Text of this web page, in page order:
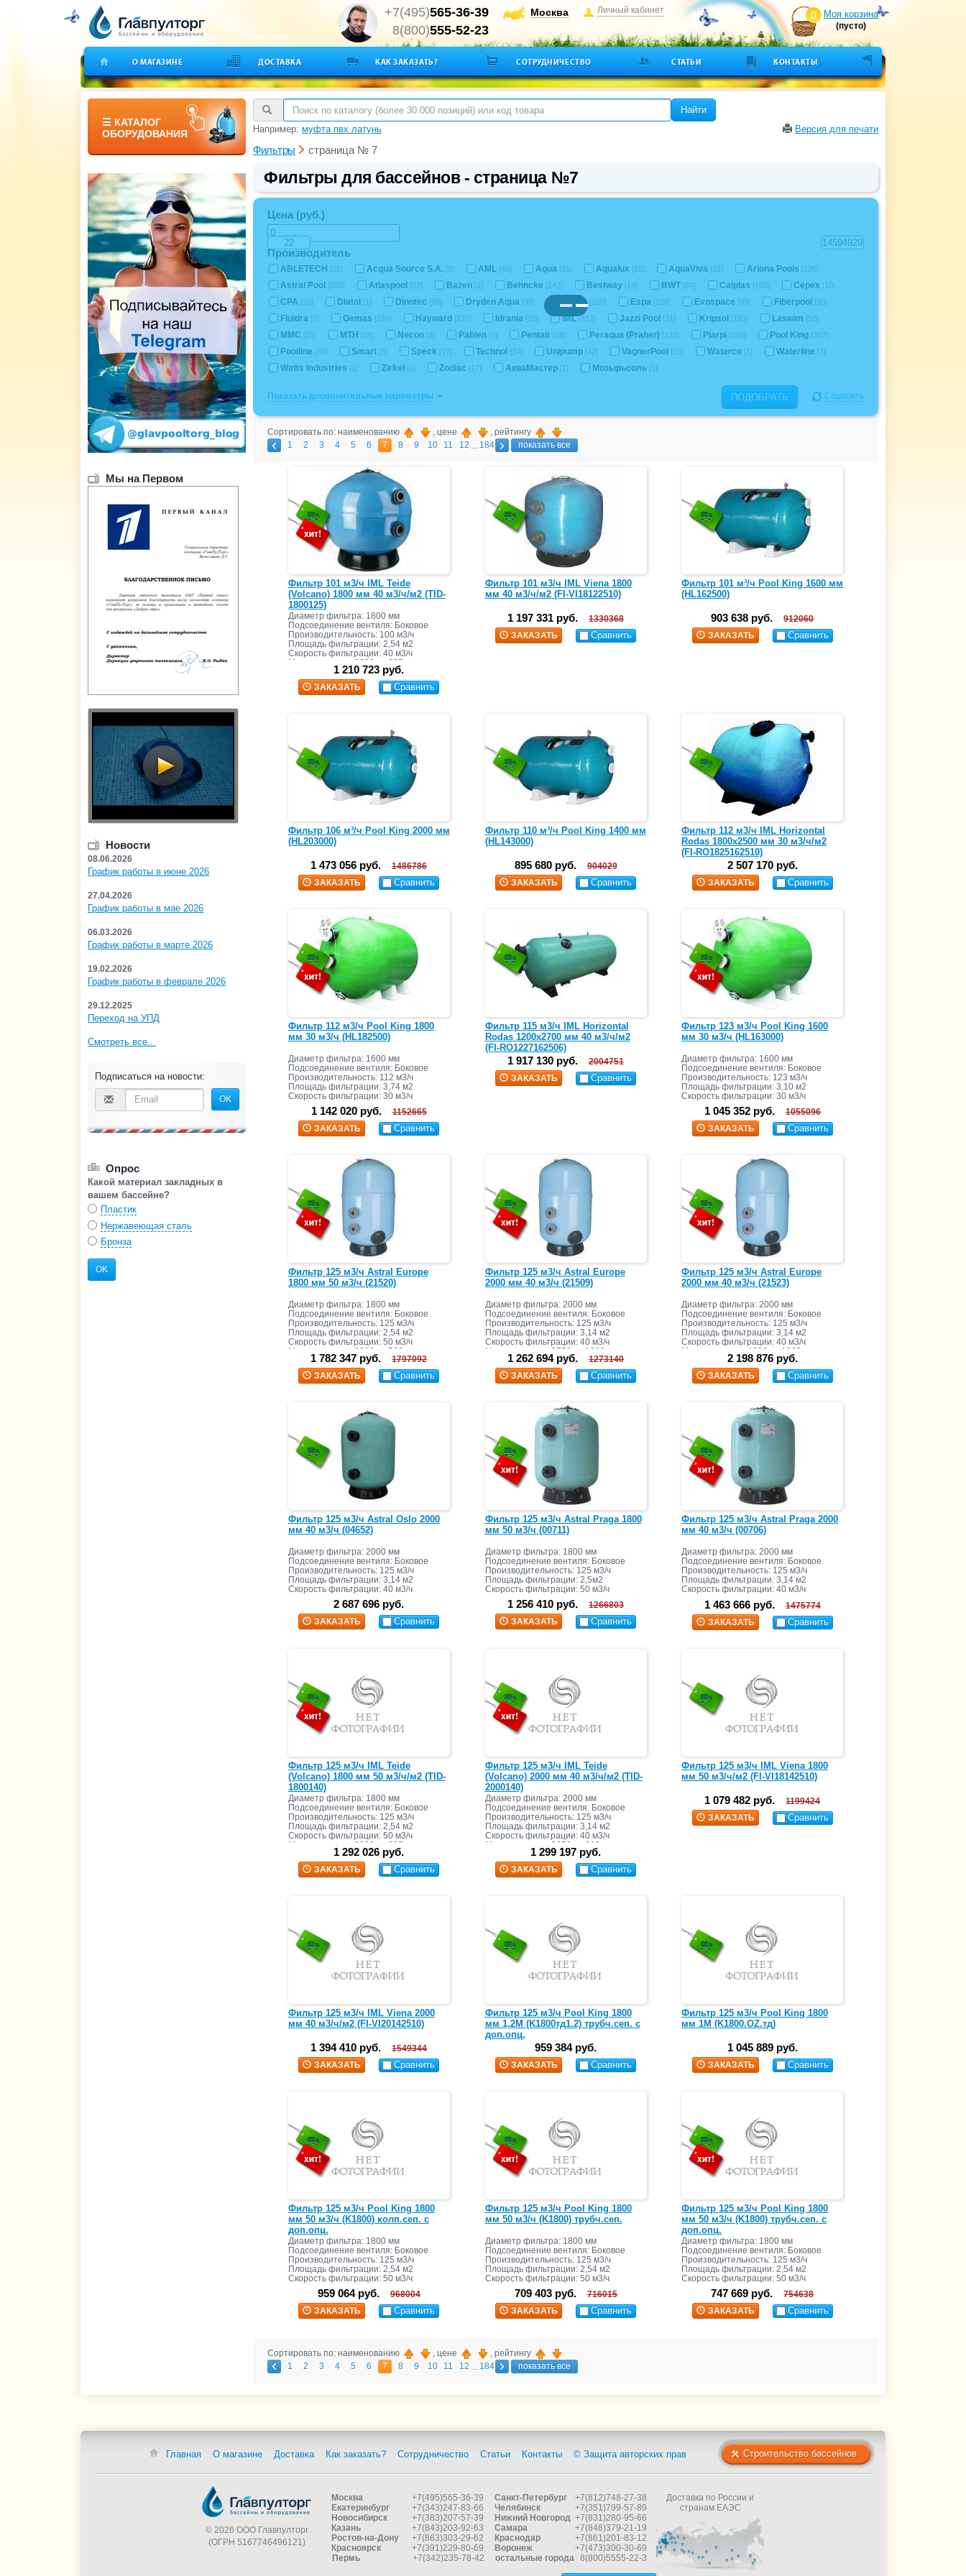
+7(495)565-36-39
8(800)555-52-23
Москва Личный кабинет 0 Моя корзина
(пусто)
О МАГАЗИНЕ ДОСТАВКА КАК ЗАКАЗАТЬ? СОТРУДНИЧЕСТВО СТАТЬИ КОНТАКТЫ
☰ КАТАЛОГ
ОБОРУДОВАНИЯ
Мы на Первом
Новости
08.06.2026
График работы в июне 2026
27.04.2026
График работы в мае 2026
06.03.2026
График работы в марте 2026
19.02.2026
График работы в феврале 2026
29.12.2025
Переход на УПД
Смотреть все...
Подписаться на новости:
OK
Опрос
Какой материал закладных в
вашем бассейне?
Пластик
Нержавеющая сталь
Бронза
OK
Найти
Например: муфта пвх латунь Версия для печати
Фильтры страница № 7
Фильтры для бассейнов - страница №7
Цена (руб.)
Производитель
ABLETECH [25] Acqua Source S.A. [3] AML [40] Aqua [35] Aqualux [10] AquaViva [32] Ariona Pools [126]
Astral Pool [550] Atlaspool [27] Bazen Behncke [142] Bestway BWT [64] Calplas [100] Cepex [10]
CPA [26] Diatol Dinotec [98] Dryden Aqua [39] Emaux [260] Espa [138] Evospace [99] Fiberpool [50]
Fluidra Gemas [199] Hayward [271] Idrania [30] IML[312] Jazzi Pool [31] Kripsol [183] Laswim [58]
MMC [25] MTH [15] Necon [2] Pahlen [2] Pentair [28] Peraqua (Praher) [132] Piarpi [185] Pool King [387]
Poolline [39] Smart [3] Speck [17] Technol [34] Unipump [42] VagnerPool [23] Waterco Waterline [3]
Watts Industries Zirkel [5] Zodiac [17] АкваМастер Мозырьсоль
Показать дополнительные параметры Сбросить
ПОДОБРАТЬ
Сортировать по: наименованию , цене
, рейтингу
1
2 3 4 5 6 7 8 9 10 11 12 ... 184 показать все
Фильтр 101 м3/ч IML Teide
(Volcano) 1800 мм 40 м3/ч/м2 (TID-
1800125)
Диаметр фильтра: 1800 мм
Подсоединение вентиля: Боковое
Производительность: 100 м3/ч
Площадь фильтрации: 2,54 м2
Скорость фильтрации: 40 м3/ч
Масса засыпки: 3000 кг+695 кг
1 210 723 руб.
ЗАКАЗАТЬ Сравнить
Фильтр 101 м3/ч IML Viena 1800
мм 40 м3/ч/м2 (FI-VI18122510)
1 197 331 руб.
1330368
ЗАКАЗАТЬ
Сравнить
Фильтр 101 м³/ч Pool King 1600 мм
(HL162500)
903 638 руб.
912060
ЗАКАЗАТЬ
Сравнить
Фильтр 106 м³/ч Pool King 2000 мм
(HL203000)
1 473 056 руб.
1486786
ЗАКАЗАТЬ
Сравнить
Фильтр 110 м³/ч Pool King 1400 мм
(HL143000)
895 680 руб.
904029
ЗАКАЗАТЬ
Сравнить
Фильтр 112 м3/ч IML Horizontal
Rodas 1800х2500 мм 30 м3/ч/м2
(FI-RO1825162510)
2 507 170 руб.
ЗАКАЗАТЬ Сравнить
Фильтр 112 м3/ч Pool King 1800
мм 30 м3/ч (HL182500)
Диаметр фильтра: 1600 мм
Подсоединение вентиля: Боковое
Производительность: 112 м3/ч
Площадь фильтрации: 3,74 м2
Скорость фильтрации: 30 м3/ч
1 142 020 руб.
1152665
ЗАКАЗАТЬ
Сравнить
Фильтр 115 м3/ч IML Horizontal
Rodas 1200х2700 мм 40 м3/ч/м2
(FI-RO1227162506)
1 917 130 руб.
2004751
ЗАКАЗАТЬ
Сравнить
Фильтр 123 м3/ч Pool King 1600
мм 30 м3/ч (HL163000)
Диаметр фильтра: 1600 мм
Подсоединение вентиля: Боковое
Производительность: 123 м3/ч
Площадь фильтрации: 3,10 м2
Скорость фильтрации: 30 м3/ч
1 045 352 руб.
1055096
ЗАКАЗАТЬ
Сравнить
Фильтр 125 м3/ч Astral Europe
1800 мм 50 м3/ч (21520)
Диаметр фильтра: 1800 мм
Подсоединение вентиля: Боковое
Производительность: 125 м3/ч
Площадь фильтрации: 2,54 м2
Скорость фильтрации: 50 м3/ч
Масса засыпки: 3680 кг+760 кг
1 782 347 руб.
1797092
ЗАКАЗАТЬ
Сравнить
Фильтр 125 м3/ч Astral Europe
2000 мм 40 м3/ч (21509)
Диаметр фильтра: 2000 мм
Подсоединение вентиля: Боковое
Производительность: 125 м3/ч
Площадь фильтрации: 3,14 м2
Скорость фильтрации: 40 м3/ч
Масса засыпки: 3750 кг+1060 кг
1 262 694 руб.
1273140
ЗАКАЗАТЬ
Сравнить
Фильтр 125 м3/ч Astral Europe
2000 мм 40 м3/ч (21523)
Диаметр фильтра: 2000 мм
Подсоединение вентиля: Боковое
Производительность: 125 м3/ч
Площадь фильтрации: 3,14 м2
Скорость фильтрации: 40 м3/ч
Масса засыпки: 4600 кг+1060 кг
2 198 876 руб.
ЗАКАЗАТЬ Сравнить
Фильтр 125 м3/ч Astral Oslo 2000
мм 40 м3/ч (04652)
Диаметр фильтра: 2000 мм
Подсоединение вентиля: Боковое
Производительность: 125 м3/ч
Площадь фильтрации: 3,14 м2
Скорость фильтрации: 40 м3/ч
2 687 696 руб.
ЗАКАЗАТЬ Сравнить
Фильтр 125 м3/ч Astral Praga 1800
мм 50 м3/ч (00711)
Диаметр фильтра: 1800 мм
Подсоединение вентиля: Боковое
Производительность: 125 м3/ч
Площадь фильтрации: 2,5м2
Скорость фильтрации: 50 м3/ч
1 256 410 руб.
1266803
ЗАКАЗАТЬ
Сравнить
Фильтр 125 м3/ч Astral Praga 2000
мм 40 м3/ч (00706)
Диаметр фильтра: 2000 мм
Подсоединение вентиля: Боковое
Производительность: 125 м3/ч
Площадь фильтрации: 3,14 м2
Скорость фильтрации: 40 м3/ч
1 463 666 руб.
1475774
ЗАКАЗАТЬ
Сравнить
Фильтр 125 м3/ч IML Teide
(Volcano) 1800 мм 50 м3/ч/м2 (TID-
1800140)
Диаметр фильтра: 1800 мм
Подсоединение вентиля: Боковое
Производительность: 125 м3/ч
Площадь фильтрации: 2,54 м2
Скорость фильтрации: 50 м3/ч
Масса засыпки: 3000 кг+695 кг
1 292 026 руб.
ЗАКАЗАТЬ Сравнить
Фильтр 125 м3/ч IML Teide
(Volcano) 2000 мм 40 м3/ч/м2 (TID-
2000140)
Диаметр фильтра: 2000 мм
Подсоединение вентиля: Боковое
Производительность: 125 м3/ч
Площадь фильтрации: 3,14 м2
Скорость фильтрации: 40 м3/ч
Масса засыпки: 3650 кг+810 кг
1 299 197 руб.
ЗАКАЗАТЬ Сравнить
Фильтр 125 м3/ч IML Viena 1800
мм 50 м3/ч/м2 (FI-VI18142510)
1 079 482 руб.
1199424
ЗАКАЗАТЬ
Сравнить
Фильтр 125 м3/ч IML Viena 2000
мм 40 м3/ч/м2 (FI-VI20142510)
1 394 410 руб.
1549344
ЗАКАЗАТЬ
Сравнить
Фильтр 125 м3/ч Pool King 1800
мм 1,2М (K1800тд1.2) трубч.сеп. c
доп.опц.
959 384 руб.
ЗАКАЗАТЬ Сравнить
Фильтр 125 м3/ч Pool King 1800
мм 1М (K1800.OZ.тд)
1 045 889 руб.
ЗАКАЗАТЬ Сравнить
Фильтр 125 м3/ч Pool King 1800
мм 50 м3/ч (K1800) колп.сеп. c
доп.опц.
Диаметр фильтра: 1800 мм
Подсоединение вентиля: Боковое
Производительность: 125 м3/ч
Площадь фильтрации: 2,54 м2
Скорость фильтрации: 50 м3/ч
959 064 руб.
968004
ЗАКАЗАТЬ
Сравнить
Фильтр 125 м3/ч Pool King 1800
мм 50 м3/ч (K1800) трубч.сеп.
Диаметр фильтра: 1800 мм
Подсоединение вентиля: Боковое
Производительность: 125 м3/ч
Площадь фильтрации: 2,54 м2
Скорость фильтрации: 50 м3/ч
709 403 руб.
716015
ЗАКАЗАТЬ
Сравнить
Фильтр 125 м3/ч Pool King 1800
мм 50 м3/ч (K1800) трубч.сеп. c
доп.опц.
Диаметр фильтра: 1800 мм
Подсоединение вентиля: Боковое
Производительность: 125 м3/ч
Площадь фильтрации: 2,54 м2
Скорость фильтрации: 50 м3/ч
747 669 руб.
754638
ЗАКАЗАТЬ
Сравнить
Сортировать по: наименованию , цене
, рейтингу
1
2 3 4 5 6 7 8 9 10 11 12 184 показать все
Строительство бассейнов
Главная О магазине Доставка Как заказать? Сотрудничество Статьи Контакты © Защита авторских прав
© 2026 ООО Главпулторг
(ОГРН 5167746496121)
Москва +7(495)565-36-39 Санкт-Петербург
+7(812)748-27-38
Екатеринбург
+7(343)247-83-66 Челябинск
+7(351)799-57-89
Новосибирск
+7(383)207-57-39 Нижний Новгород +7(831)280-95-66
Казань
+7(843)203-92-63 Самара
+7(846)379-21-19
Ростов-на-Дону
+7(863)303-29-62 Краснодар
+7(861)201-83-12
Красноярск
+7(391)229-80-69 Воронеж
+7(473)300-30-69
Пермь
+7(342)235-78-42 остальные города 8(800)5555-22-3
Доставка по России и
странам ЕАЭС